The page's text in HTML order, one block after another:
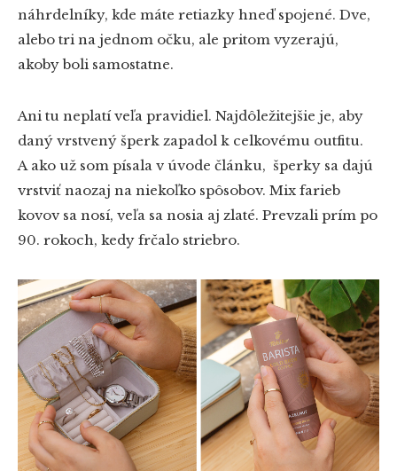
náhrdelníky, kde máte retiazky hneď spojené. Dve,
alebo tri na jednom očku, ale pritom vyzerajú,
akoby boli samostatne.
Ani tu neplatí veľa pravidiel. Najdôležitejšie je, aby
daný vrstvený šperk zapadol k celkovému outfitu.
A ako už som písala v úvode článku, šperky sa dajú
vrstviť naozaj na niekoľko spôsobov. Mix farieb
kovov sa nosí, veľa sa nosia aj zlaté. Prevzali prím po
90. rokoch, kedy frčalo striebro.